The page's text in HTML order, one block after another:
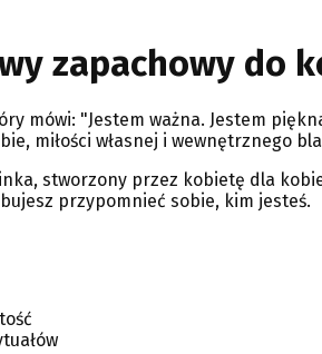
zapachowy do
mówi: "Jestem ważna. Jestem
miłości własnej i wewnętrznego
stworzony przez kobietę dla
przypomnieć sobie, kim jesteś.